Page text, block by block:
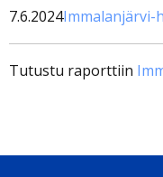
7.6.2024Immalanjärvi-
Tutustu raporttiin